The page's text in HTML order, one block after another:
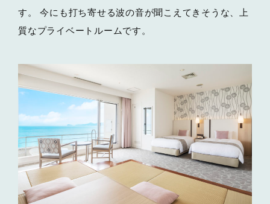
す。 今にも打ち寄せる波の音が聞こえてきそうな、上
質なプライベートルームです。